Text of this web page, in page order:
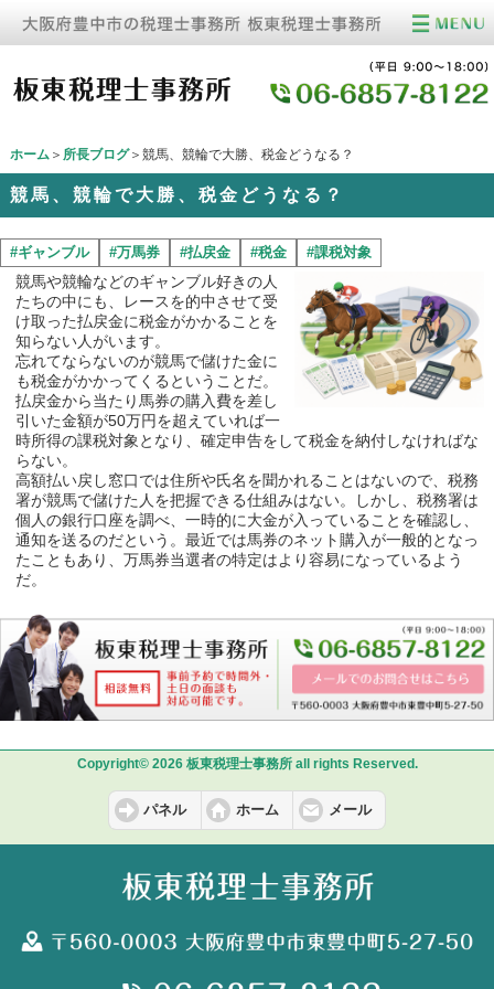
ホーム＞ 所長ブログ＞競馬、競輪で大勝、税金どうなる？
競馬、競輪で大勝、税金どうなる？
#ギャンブル #万馬券 #払戻金 #税金 #課税対象
競馬や競輪などのギャンブル好きの人
たちの中にも、レースを的中させて受
け取った払戻金に税金がかかることを
知らない人がいます。
忘れてならないのが競馬で儲けた金に
も税金がかかってくるということだ。
払戻金から当たり馬券の購入費を差し
引いた金額が50万円を超えていれば一
時所得の課税対象となり、確定申告をして税金を納付しなければな
らない。
高額払い戻し窓口では住所や氏名を聞かれることはないので、税務
署が競馬で儲けた人を把握できる仕組みはない。しかし、税務署は
個人の銀行口座を調べ、一時的に大金が入っていることを確認し、
通知を送るのだという。最近では馬券のネット購入が一般的となっ
たこともあり、万馬券当選者の特定はより容易になっているよう
だ。
Copyright© 2026 板東税理士事務所 all rights Reserved.
パネル ホーム メール